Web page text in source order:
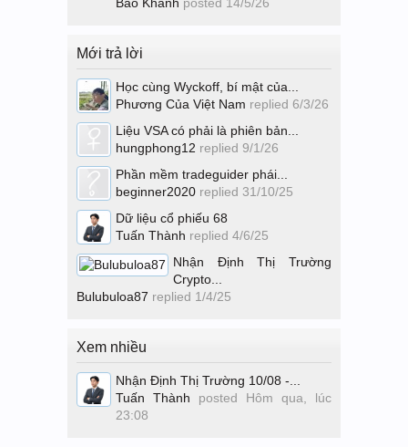
Bảo Khánh posted 14/5/26
Mới trả lời
Học cùng Wyckoff, bí mật của...
Phương Của Việt Nam replied 6/3/26
Liệu VSA có phải là phiên bản...
hungphong12 replied 9/1/26
Phần mềm tradeguider phái...
beginner2020 replied 31/10/25
Dữ liệu cổ phiếu 68
Tuấn Thành replied 4/6/25
Nhận Định Thị Trường
Crypto...
Bulubuloa87 replied 1/4/25
Xem nhiều
Nhận Định Thị Trường 10/08 -...
Tuấn Thành posted Hôm qua, lúc
23:08